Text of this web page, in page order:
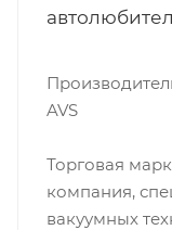
AVS
Торговая
компания,
вакуумных